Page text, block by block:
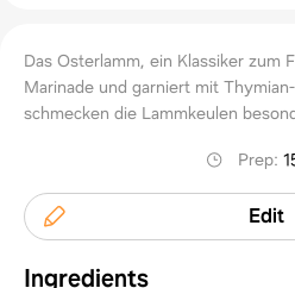
Das Osterlamm, ein Klassiker zum
Marinade und garniert mit
schmecken die Lammkeulen
Prep:
Edit
Ingredients